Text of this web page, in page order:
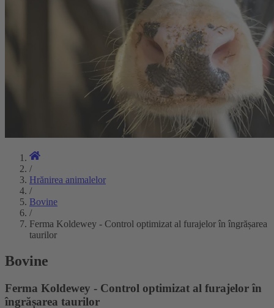
/
Hrănirea animalelor
/
Bovine
/
Ferma Koldewey - Control optimizat al furajelor în îngrășarea
taurilor
Bovine
Ferma Koldewey - Control optimizat al furajelor în
îngrășarea taurilor